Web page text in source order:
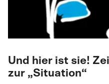
Und hier ist sie!
zur „Situation“